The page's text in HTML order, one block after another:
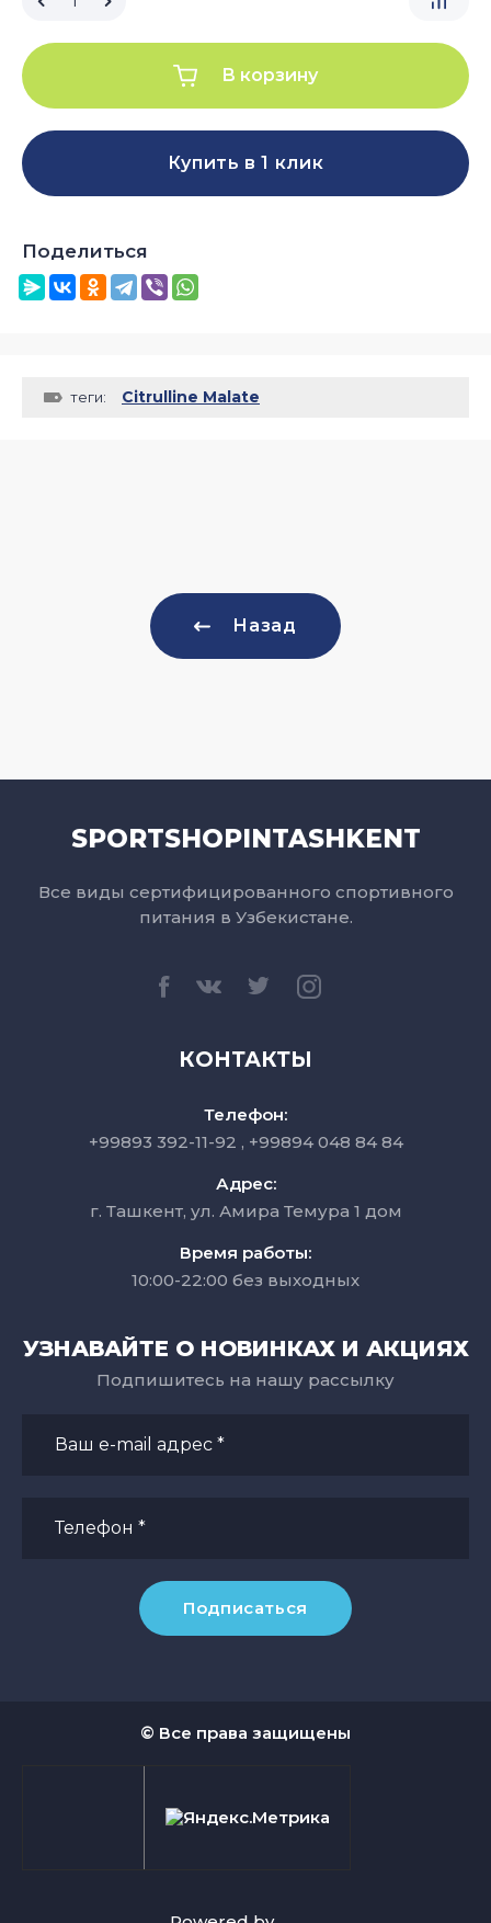
В корзину
Купить в 1 клик
Поделиться
теги: Citrulline Malate
Назад
SPORTSHOPINTASHKENT
Все виды сертифицированного спортивного
питания в Узбекистане.
КОНТАКТЫ
Телефон:
+99893 392-11-92
+99894 048 84 84
Адрес:
г. Ташкент, ул. Амира Темура 1 дом
Время работы:
10:00-22:00 без выходных
УЗНАВАЙТЕ О НОВИНКАХ И АКЦИЯХ
Подпишитесь на нашу рассылку
Подписаться
© Все права защищены